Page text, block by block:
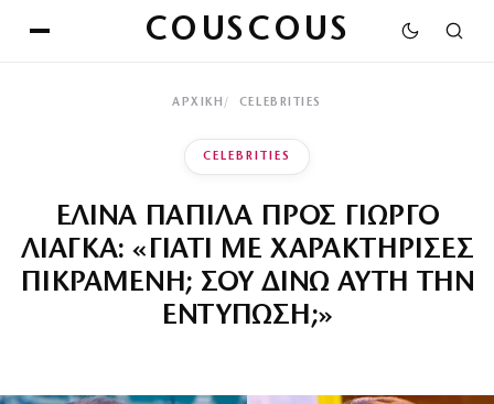
COUSCOUS
ΑΡΧΙΚΉ CELEBRITIES
CELEBRITIES
ΕΛΙΝΑ ΠΑΠΙΛΑ ΠΡΟΣ ΓΙΩΡΓΟ
ΛΙΑΓΚΑ: «ΓΙΑΤΙ ΜΕ ΧΑΡΑΚΤΗΡΙΣΕΣ
ΠΙΚΡΑΜΕΝΗ; ΣΟΥ ΔΙΝΩ ΑΥΤΗ ΤΗΝ
ΕΝΤΥΠΩΣΗ;»